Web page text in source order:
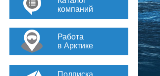
компаний
Работа
в Арктике
Подписка